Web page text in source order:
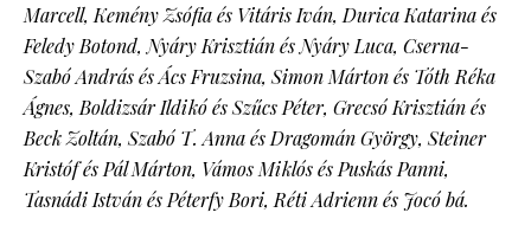
Marcell, Kemény Zsófia és Vitáris Iván, Durica Katarina és
Feledy Botond, Nyáry Krisztián és Nyáry Luca, Cserna-
Szabó András és Ács Fruzsina, Simon Márton és Tóth Réka
Ágnes, Boldizsár Ildikó és Szűcs Péter, Grecsó Krisztián és
Beck Zoltán, Szabó T. Anna és Dragomán György, Steiner
Kristóf és Pál Márton, Vámos Miklós és Puskás Panni,
Tasnádi István és Péterfy Bori, Réti Adrienn és Jocó bá.